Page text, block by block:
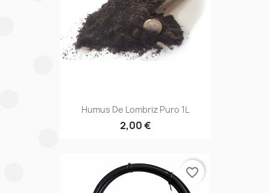
Humus De Lombriz Puro 1L
2,00 €
favorite_border